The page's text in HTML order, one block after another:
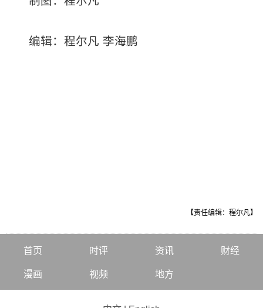
编辑：程尔凡 李海鹏
【责任编辑：程尔凡】
首页 时评 资讯 财经
漫画 视频 地方